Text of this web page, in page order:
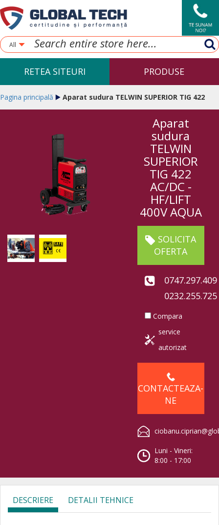
All
RETEA SITEURI PRODUSE
Pagina principală Aparat sudura TELWIN SUPERIOR TIG 422
Aparat
sudura
TELWIN
SUPERIOR
TIG 422
AC/DC -
HF/LIFT
400V AQUA
SOLICITA
OFERTA
0747.297.409
0232.255.725
Compara
service
autorizat
CONTACTEAZA-
NE
Luni - Vineri:
8:00 - 17:00
DESCRIERE DETALII TEHNICE